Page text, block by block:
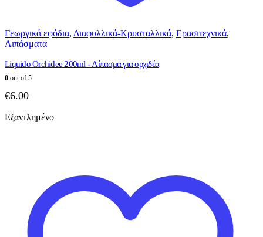
Γεωργικά εφόδια, Διαφυλλικά-Κρυσταλλικά, Ερασιτεχνικά,
Λιπάσματα
Liquido Orchidee 200ml - Λίπασμα για ορχιδέα
0 out of 5
€6.00
Εξαντλημένο